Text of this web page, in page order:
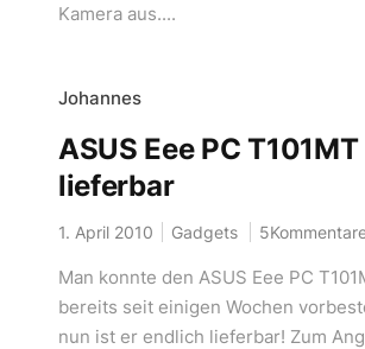
Kamera aus....
Johannes
ASUS Eee PC
lieferbar
1. April 2010 Gadgets
Man konnte den ASUS Eee PC
bereits seit einigen Wochen
nun ist er endlich lieferbar! Zum